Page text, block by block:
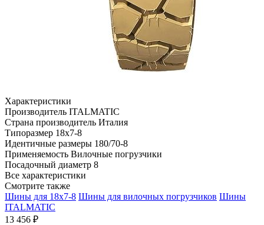
Характеристики
Производитель ITALMATIC
Страна производитель Италия
Типоразмер 18x7-8
Идентичные размеры 180/70-8
Применяемость Вилочные погрузчики
Посадочный диаметр 8
Все характеристики
Смотрите также
Шины для 18x7-8 Шины для вилочных погрузчиков Шины
ITALMATIC
13 456 ₽